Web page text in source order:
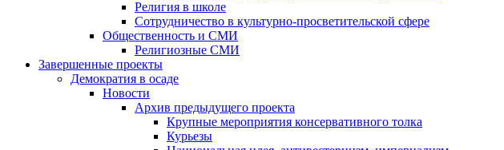
Религия в школе
Сотрудничество в культурно-просветительской сфере
Общественность и СМИ
Религиозные СМИ
Завершенные проекты
Демократия в осаде
Новости
Архив предыдущего проекта
Крупные мероприятия консервативного толка
Курьезы